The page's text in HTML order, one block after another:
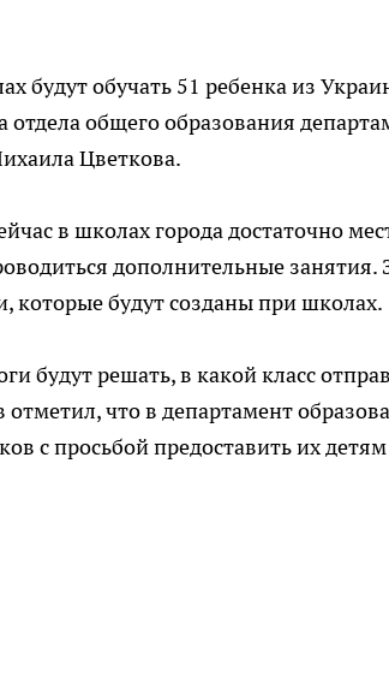
будут обучать 51 ребенка из
отдела общего образования
Цветкова.
в школах города достаточно
дополнительные
которые будут созданы при школах.
будут решать, в какой класс
что в департамент
с просьбой предоставить их детям